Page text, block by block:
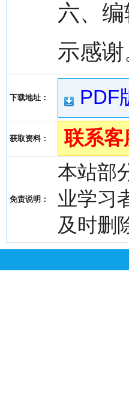
六、
示感
下载地址： PDF
获取资料： 联系客
免责说明：
本站部
业学习
及时删